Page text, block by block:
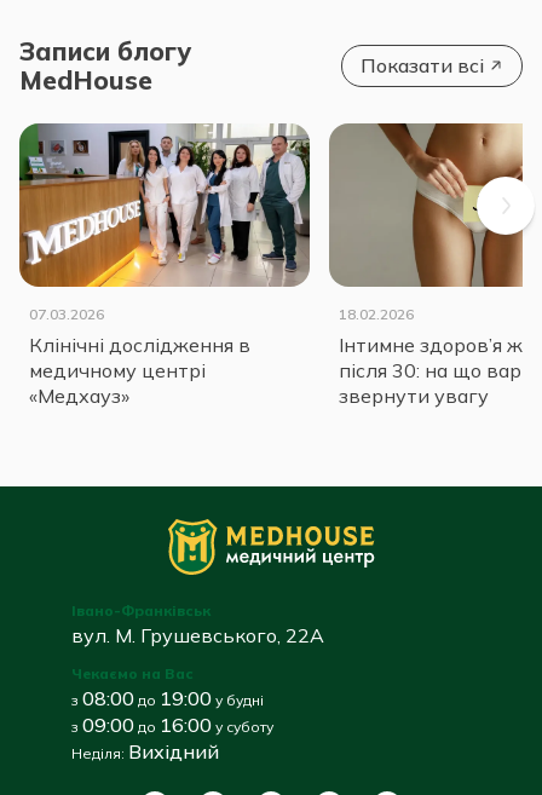
Записи блогу
MedHouse
Показати всі
07.03.2026
Клінічні дослідження в
медичному центрі
«Медхауз»
18.02.2026
Інтимне здоров’я
після 30: на що варто
звернути увагу
Івано-Франківськ
вул. М. Грушевського, 22А
Чекаємо на Вас
з 08:00 до 19:00 у будні
з 09:00 до 16:00 у суботу
Неділя: Вихідний